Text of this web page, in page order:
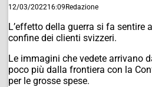
12/03/202216:09Redazione
L’effetto della guerra si fa
confine dei clienti svizzeri.
Le immagini che vedete arrivano
poco più dalla frontiera con la
per le grosse spese.